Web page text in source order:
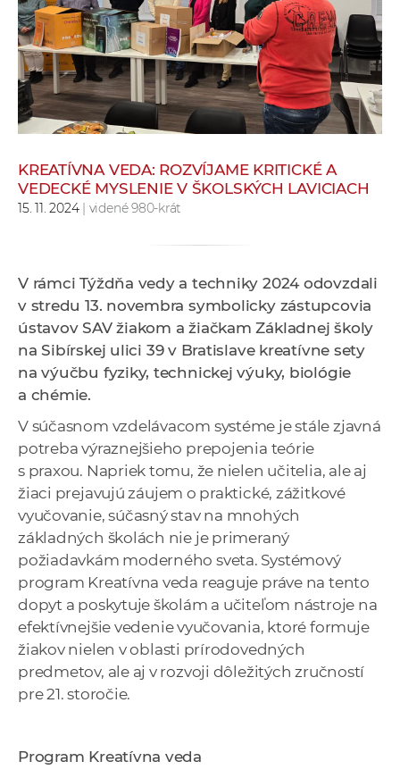
e
v
p
a
v
n
a
c
h
a
p
c
v
n
o
c
h
S
V
KREATÍVNA VEDA: ROZVÍJAME KRITICKÉ A
VEDECKÉ MYSLENIE V ŠKOLSKÝCH LAVICIACH
15. 11. 2024| videné 980-krát
V rámci Týždňa vedy a techniky 2024 odovzdali
v stredu 13. novembrasymbolicky zástupcovia
ústavov SAV žiakom a žiačkam Základnej školy
na Sibírskej ulici 39 v Bratislave kreatívne sety
na výučbu fyziky, technickej výuky, biológie
a chémie.
V súčasnom vzdelávacom systéme je stále zjavná
potreba výraznejšieho prepojenia teórie
s praxou. Napriek tomu, že nielen učitelia, ale aj
žiaci prejavujú záujem o praktické, zážitkové
vyučovanie, súčasný stav na mnohých
základných školách nie je primeraný
požiadavkám moderného sveta. Systémový
program Kreatívna veda reaguje práve na tento
dopyt a poskytuje školám a učiteľom nástroje na
efektívnejšie vedenie vyučovania, ktoré formuje
žiakov nielen v oblasti prírodovedných
predmetov, ale aj v rozvoji dôležitých zručností
pre 21. storočie.
Program Kreatívna veda